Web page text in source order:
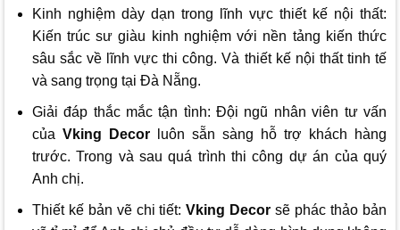
Kinh nghiệm dày dạn trong lĩnh vực thiết kế nội thất:
Kiến trúc sư giàu kinh nghiệm với nền tảng kiến thức
sâu sắc về lĩnh vực thi công. Và thiết kế nội thất tinh tế
và sang trọng tại Đà Nẵng.
Giải đáp thắc mắc tận tình: Đội ngũ nhân viên tư vấn
của Vking Decorluôn sẵn sàng hỗ trợ khách hàng
trước. Trong và sau quá trình thi công dự án của quý
Anh chị.
Thiết kế bản vẽ chi tiết:Vking Decor sẽ phác thảo bản